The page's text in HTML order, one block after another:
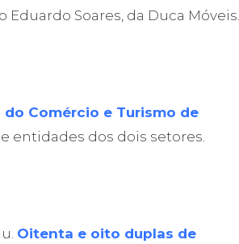
Soares, da Duca Móveis.
do Comércio e Turismo de
entidades dos dois setores.
Oitenta e oito duplas de